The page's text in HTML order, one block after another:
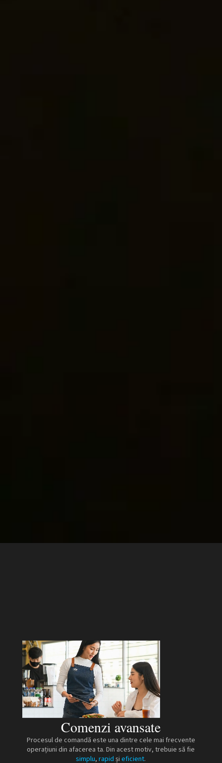
Comenzi avansate
Procesul de comandă este una dintre cele mai frecvente
operațiuni din afacerea ta. Din acest motiv, trebuie să fie
simplu,rapid șieficient.